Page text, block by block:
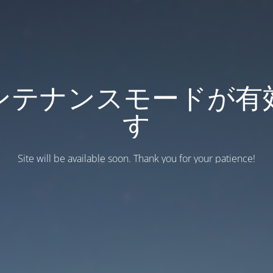
テナンスモードが有
す
Site will be available soon. Thank you for your patience!